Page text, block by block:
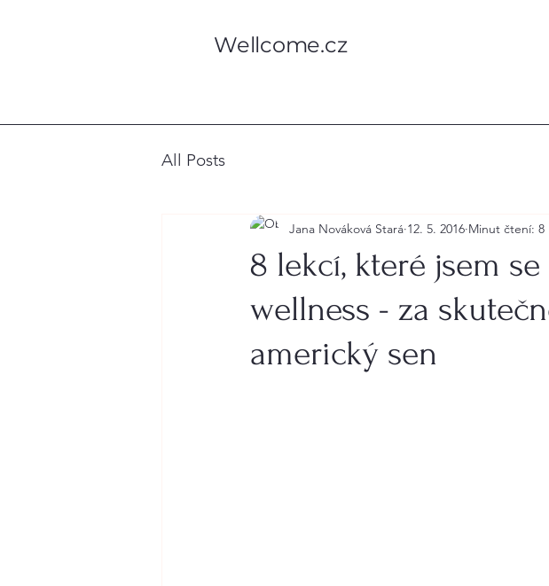
Wellcome.cz
All Posts
8 lekcí, které jsem
wellness - za
americký sen
Jana Nováková Stará 12. 5. 2016 Minut čtení: 8